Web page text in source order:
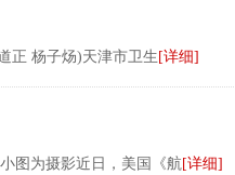
正 杨子炀)天津市卫生 [详细]
图为摄影近日，美国《航[详细]